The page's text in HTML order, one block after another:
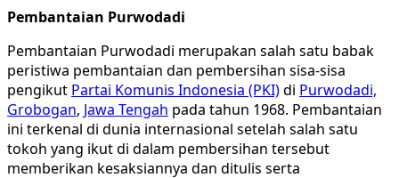
Pembantaian Purwodadi
Pembantaian Purwodadi merupakan salah satu babak
peristiwa pembantaian dan pembersihan sisa-sisa
pengikut Partai Komunis Indonesia (PKI)di Purwodadi,
Grobogan, Jawa Tengah pada tahun 1968. Pembantaian
ini terkenal di dunia internasional setelah salah satu
tokoh yang ikut di dalam pembersihan tersebut
memberikan kesaksiannya dan ditulis serta